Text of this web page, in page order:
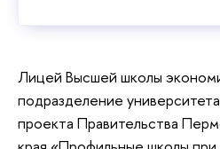
Лицей Высшей школы
подразделение
проекта Правительства